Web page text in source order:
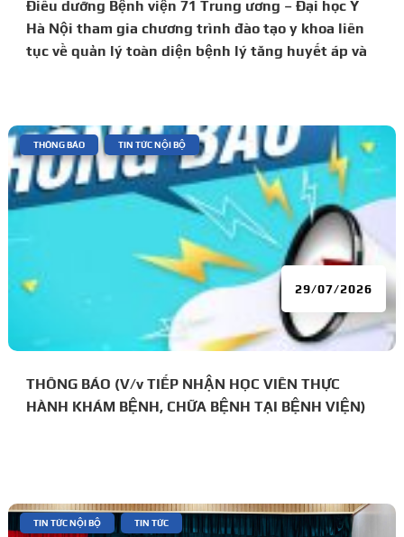
Điều dưỡng Bệnh viện 71 Trung ương – Đại học Y
Hà Nội tham gia chương trình đào tạo y khoa liên
tục về quản lý toàn diện bệnh lý tăng huyết áp và
THÔNG BÁO (V/v TIẾP NHẬN HỌC VIÊN THỰC
HÀNH KHÁM BỆNH, CHỮA BỆNH TẠI BỆNH VIỆN)
29/07/2026
THÔNG BÁO TIN TỨC NỘI BỘ
TIN TỨC NỘI BỘ TIN TỨC